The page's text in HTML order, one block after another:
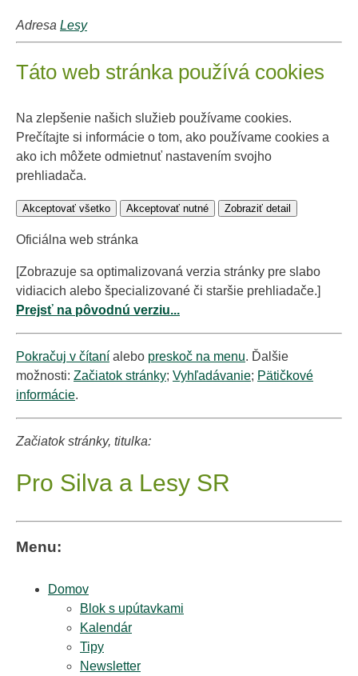
Adresa Lesy
Táto web stránka používá cookies
Na zlepšenie našich služieb používame cookies.
Prečítajte si informácie o tom, ako používame cookies a
ako ich môžete odmietnuť nastavením svojho
prehliadača.
Akceptovať všetko Akceptovať nutné Zobraziť detail
Oficiálna web stránka
[Zobrazuje sa optimalizovaná verzia stránky pre slabo
vidiacich alebo špecializované či staršie prehliadače.]
Prejsť na pôvodnú verziu...
Pokračuj v čítaní alebo preskoč na menu. Ďalšie
možnosti: Začiatok stránky; Vyhľadávanie; Pätičkové
informácie.
Začiatok stránky, titulka:
Pro Silva a Lesy SR
Menu:
Domov
Blok s upútavkami
Kalendár
Tipy
Newsletter